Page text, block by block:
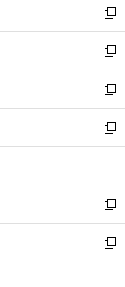
く
で
開
く
ド
ウ
で
開
く
ィ
ン
ド
ウ
で
開
く
い
ウ
ィ
ン
ド
ウ
で
開
新
し
い
ウ
ィ
ン
ド
ウ
開
く
新
し
い
ウ
ィ
ン
ウ
で
開
く
新
し
い
ウ
ン
ド
ウ
で
新
し
ウ
ィ
ン
ド
新
し
い
新